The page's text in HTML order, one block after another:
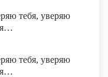
тебя, уверяю
тебя, уверяю